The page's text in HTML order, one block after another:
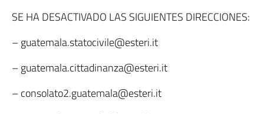
SE HA DESACTIVADO LAS SIGUIENTES DIRECCIONES:
– guatemala.statocivile@esteri.it
– guatemala.cittadinanza@esteri.it
– consolato2.guatemala@esteri.it